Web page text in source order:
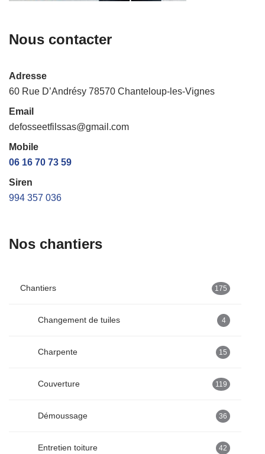
Nous contacter
Adresse
60 Rue D’Andrésy 78570 Chanteloup-les-Vignes
Email
defosseetfilssas@gmail.com
Mobile
06 16 70 73 59
Siren
994 357 036
Nos chantiers
Chantiers 175
Changement de tuiles 4
Charpente 15
Couverture 119
Démoussage 36
Entretien toiture 42